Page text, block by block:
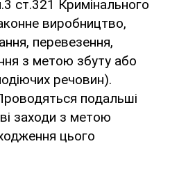
ст.321 Кримінального
виробництво,
перевезення,
з метою збуту або
речовин).
подальші
заходи з метою
цього